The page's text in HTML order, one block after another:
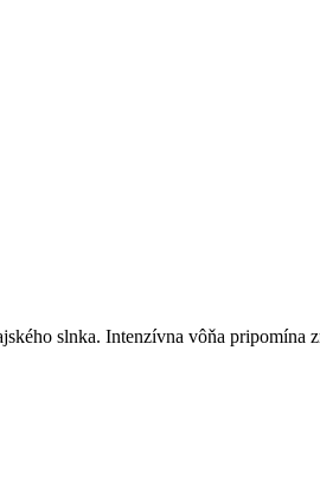
slnka. Intenzívna vôňa